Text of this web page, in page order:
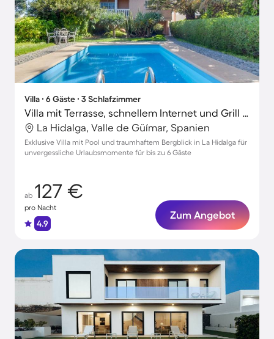
Villa ∙ 6 Gäste ∙ 3 Schlafzimmer
Villa mit Terrasse, schnellem Internet und Grill | Gartenblick
La Hidalga, Valle de Güímar, Spanien
Exklusive Villa mit Pool und traumhaftem Bergblick in La Hidalga für
unvergessliche Urlaubsmomente für bis zu 6 Gäste
ab 127 €
pro Nacht
4.9
Zum Angebot